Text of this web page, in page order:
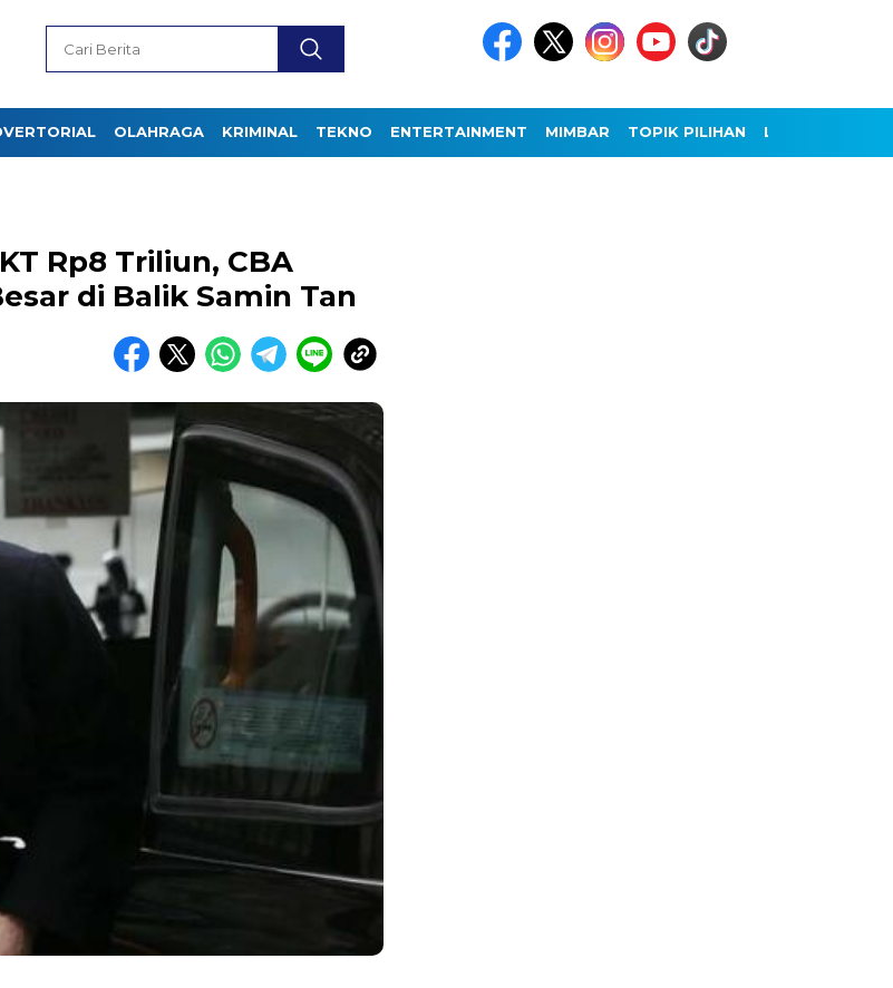
OLAHRAGA KRIMINAL TEKNO ENTERTAINMENT MIMBAR TOPIK PILIHAN LAINNYA
Rp8 Triliun, CBA
di Balik Samin Tan